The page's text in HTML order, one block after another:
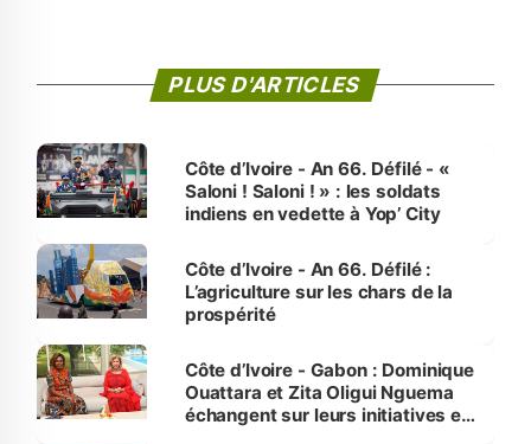
PLUS D'ARTICLES
Côte d’Ivoire - An 66. Défilé - «
Saloni ! Saloni ! » : les soldats
indiens en vedette à Yop’ City
Côte d’Ivoire - An 66. Défilé :
L’agriculture sur les chars de la
prospérité
Côte d’Ivoire - Gabon : Dominique
Ouattara et Zita Oligui Nguema
échangent sur leurs initiatives en